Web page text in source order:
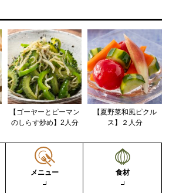
【ゴーヤーとピーマン
のしらす炒め】2人分
【夏野菜和風ピクル
ス】２人分
メニュー 食材